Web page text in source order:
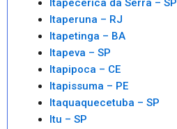
Itapecerica da Serra – SP
Itaperuna – RJ
Itapetinga – BA
Itapeva – SP
Itapipoca – CE
Itapissuma – PE
Itaquaquecetuba – SP
Itu – SP